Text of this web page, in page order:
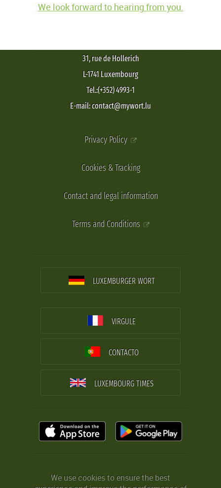
We look forward to hearing from you.
31, rue de Hollerich
L-1741 Luxembourg
Tel.:(+352) 4993-1
E-mail: contact@mywort.lu
Privacy Policy
Cookies & Tracking
Contact and legal information
Terms and Conditions
LUXEMBURGER WORT
VIRGULE
CONTACTO
LUXEMBOURG TIMES
We use cookies to ensure the best